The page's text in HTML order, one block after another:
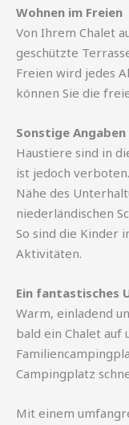
Wohnen im Freien
Von Ihrem Chalet
geschützte
Freien wird jedes
können Sie die
Sonstige Angaben
Haustiere sind in
ist jedoch
Nähe des
niederländischen
So sind die Kinder
Aktivitäten.
Ein fantastisches
Warm, einladend
bald ein Chalet auf
Campingplatz
Mit einem